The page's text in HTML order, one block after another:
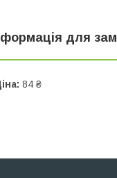
для
84 ₴